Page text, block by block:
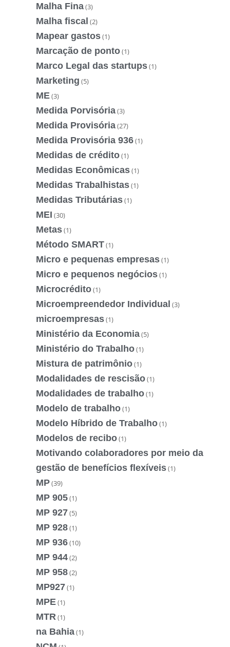
Malha Fina(3)
Malha fiscal (2)
Mapear gastos(1)
Marcação de ponto(1)
Marco Legal das startups(1)
Marketing (5)
ME(3)
Medida Porvisória(3)
Medida Provisória(27)
Medida Provisória 936(1)
Medidas de crédito(1)
Medidas Econômicas(1)
Medidas Trabalhistas(1)
Medidas Tributárias(1)
MEI (30)
Metas(1)
Método SMART(1)
Micro e pequenas empresas(1)
Micro e pequenos negócios(1)
Microcrédito(1)
Microempreendedor Individual (3)
microempresas(1)
Ministério da Economia(5)
Ministério do Trabalho(1)
Mistura de patrimônio(1)
Modalidades de rescisão(1)
Modalidades de trabalho(1)
Modelo de trabalho(1)
Modelo Híbrido de Trabalho(1)
Modelos de recibo(1)
Motivando colaboradores por meio da
gestão de benefícios flexíveis(1)
MP(39)
MP 905(1)
MP 927(5)
MP 928(1)
MP 936(10)
MP 944(2)
MP 958(2)
MP927(1)
MPE(1)
MTR (1)
na Bahia(1)